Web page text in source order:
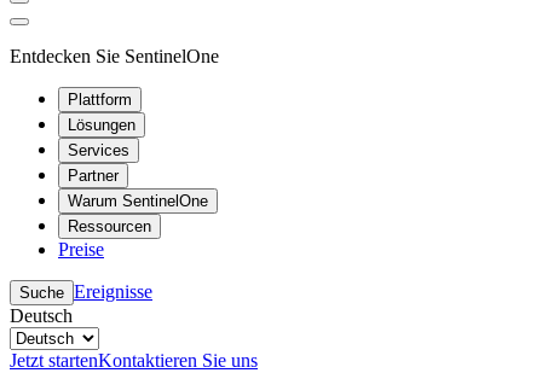
Entdecken Sie SentinelOne
Plattform
Lösungen
Services
Partner
Warum SentinelOne
Ressourcen
Preise
Suche Ereignisse
Deutsch
Jetzt startenKontaktieren Sie uns